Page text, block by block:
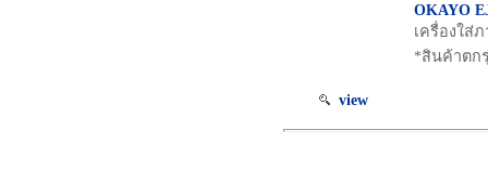
view
OKAYO
เครื่องใส่
*สินค้าตก